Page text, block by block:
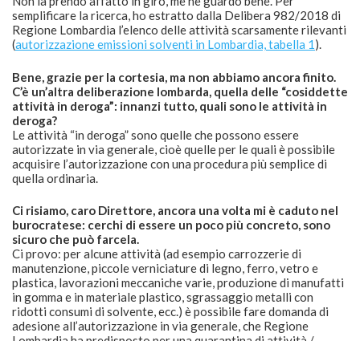
semplificare la ricerca, ho estratto dalla Delibera 982/2018 di
Regione Lombardia l’elenco delle attività scarsamente rilevanti
(autorizzazione emissioni solventi in Lombardia, tabella 1).
Bene, grazie per la cortesia, ma non abbiamo ancora finito.
C’è un’altra deliberazione lombarda, quella delle “cosiddette
attività in deroga”: innanzi tutto, quali sono le attività in
deroga?
Le attività “in deroga” sono quelle che possono essere
autorizzate in via generale, cioè quelle per le quali è possibile
acquisire l’autorizzazione con una procedura più semplice di
quella ordinaria.
Ci risiamo, caro Direttore, ancora una volta mi è caduto nel
burocratese: cerchi di essere un poco più concreto, sono
sicuro che può farcela.
Ci provo: per alcune attività (ad esempio carrozzerie di
manutenzione, piccole verniciature di legno, ferro, vetro e
plastica, lavorazioni meccaniche varie, produzione di manufatti
in gomma e in materiale plastico, sgrassaggio metalli con
ridotti consumi di solvente, ecc.) è possibile fare domanda di
adesione all’autorizzazione in via generale, che Regione